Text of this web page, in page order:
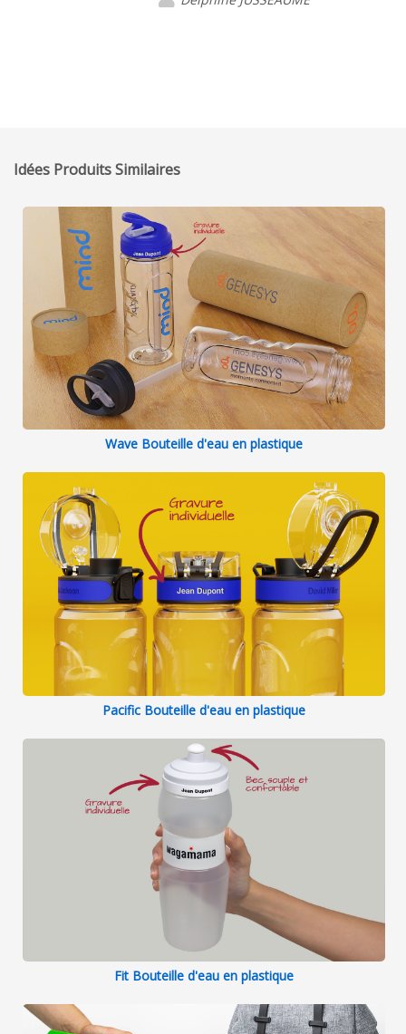
Idées Produits Similaires
Wave Bouteille d'eau en plastique
Pacific Bouteille d'eau en plastique
Fit Bouteille d'eau en plastique